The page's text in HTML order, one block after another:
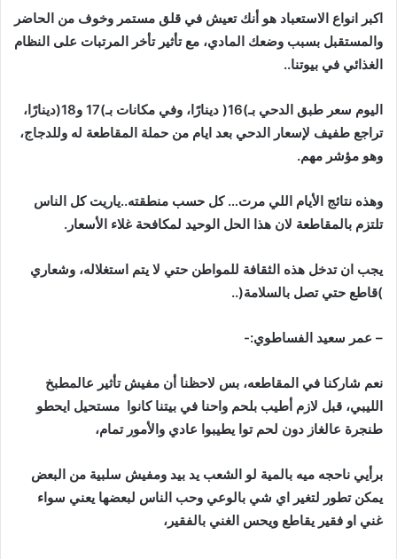
اكبر انواع الاستعباد هو أنك تعيش في قلق مستمر وخوف من الحاضر
والمستقبل بسبب وضعك المادي، مع تأثير تأخر المرتبات على النظام
الغذائي في بيوتنا..
اليوم سعر طبق الدحي بـ)
16
( دينارًا، وفي مكانات بـ)
17 و18 (دينارًا،
تراجع طفيف لإسعار الدحي بعد ايام من حملة المقاطعة له وللدجاج،
وهو مؤشر مهم.
وهذه نتائج الأيام اللي مرت…كل حسب منطقته..ياريت كل الناس
تلتزم بالمقاطعة لان هذا الحل الوحيد لمكافحة غلاء الأسعار .
يجب ان تدخل هذه الثقافة للمواطن حتي لا يتم استغلاله، وشعاري
)قاطع حتي تصل بالسلامة(..
– عمر سعيد الفساطوي:-
نعم شاركنا في المقاطعه، بس لاحظنا أن مفيش تأثير عالمطبخ
الليبي، قبل لازم أطيب بلحم واحنا في بيتنا كانوا مستحيل ايحطو
طنجرة عالغاز دون لحم توا يطيبوا عادي والأمور تمام،
برأيي ناحجه ميه بالمية لو الشعب يد بيد ومفيش سلبية من البعض
يمكن تطور لتغير اي شي بالوعي وحب الناس لبعضها يعني سواء
غني او فقير يقاطع ويحس الغني بالفقير،